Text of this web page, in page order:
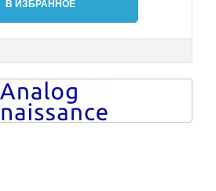
В ИЗБРАННОЕ